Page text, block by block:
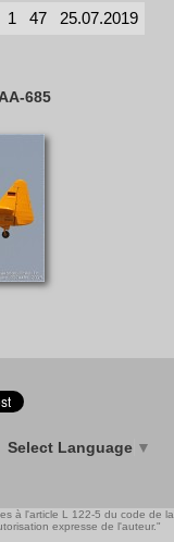
1 47 25.07.2019
685
Select Language ▼
à l'article L 122-5 du code de la
expresse de l'auteur."